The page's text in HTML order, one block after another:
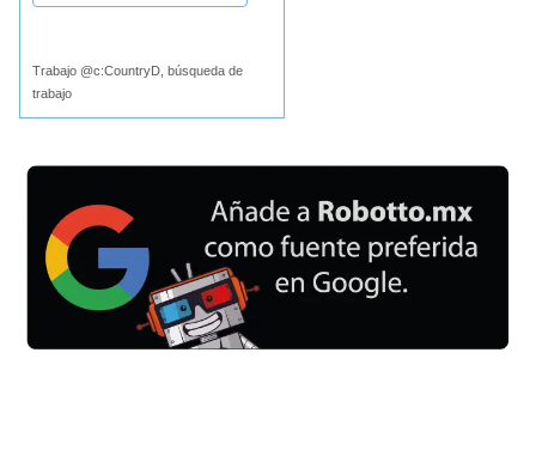
Trabajo @c:CountryD, búsqueda de
trabajo